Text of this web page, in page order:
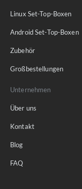
Linux Set-Top-Boxen
Android Set-Top-Boxen
Zubehör
Großbestellungen
Unternehmen
Über uns
Kontakt
Blog
FAQ